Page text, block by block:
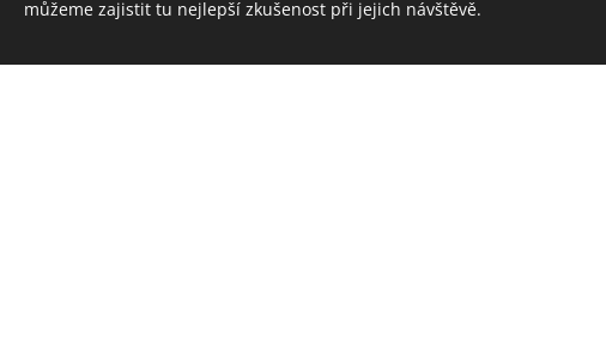
můžeme zajistit tu nejlepší zkušenost při jejich návštěvě.